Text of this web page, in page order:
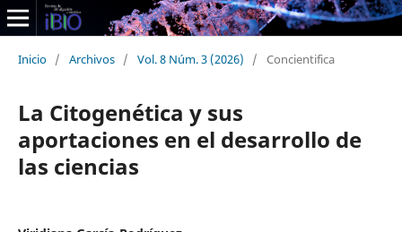
Inicio / Archivos / Vol. 8 Núm. 3 (2026) / Concientifica
La Citogenética y sus
aportaciones en el desarrollo de
las ciencias